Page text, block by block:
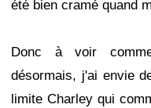
été bien cramé quand
Donc à voir
désormais, j'ai envie
limite Charley qui